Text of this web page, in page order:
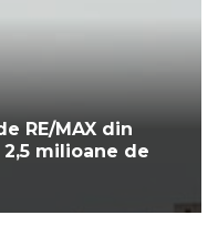
RE/MAX din
milioane de